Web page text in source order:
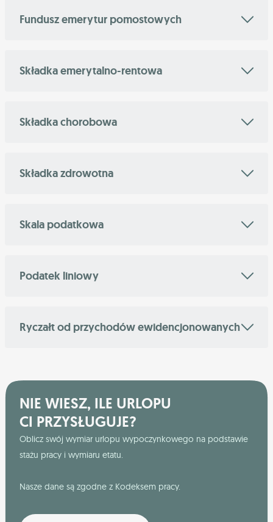
Fundusz emerytur pomostowych
Składka emerytalno-rentowa
Składka chorobowa
Składka zdrowotna
Skala podatkowa
Podatek liniowy
Ryczałt od przychodów ewidencjonowanych
NIE WIESZ, ILE URLOPU
CI PRZYSŁUGUJE?
Oblicz swój wymiar urlopu wypoczynkowego na podstawie
stażu pracy i wymiaru etatu.
Nasze dane są zgodne z Kodeksem pracy.